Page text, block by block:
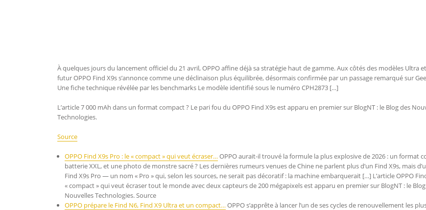
À quelques jours du lancement officiel du 21 avril, OPPO affine déjà sa stratégie haut de gamme. Aux côtés des modèles Ultra
futur OPPO Find X9s s’annonce comme une déclinaison plus équilibrée, désormais confirmée par un passage remarqué sur
Une fiche technique révélée par les benchmarks Le modèle identifié sous le numéro CPH2873 […]
L’article 7 000 mAh dans un format compact ? Le pari fou du OPPO Find X9s est apparu en premier sur BlogNT : le Blog des
Technologies.
Source
OPPO Find X9s Pro : le « compact » qui veut écraser…OPPO aurait-il trouvé la formule la plus explosive de 2026 : un format
batterie XXL, et une photo de monstre sacré ? Les dernières rumeurs venues de Chine ne parlent plus d’un Find X9s, mais
Find X9s Pro — un nom « Pro » qui, selon les sources, ne serait pas décoratif : la machine embarquerait […] L’article OPPO
« compact » qui veut écraser tout le monde avec deux capteurs de 200 mégapixels est apparu en premier sur BlogNT : le
Nouvelles Technologies. Source
OPPO prépare le Find N6, Find X9 Ultra et un compact…OPPO s’apprête à lancer l’un de ses cycles de renouvellement les